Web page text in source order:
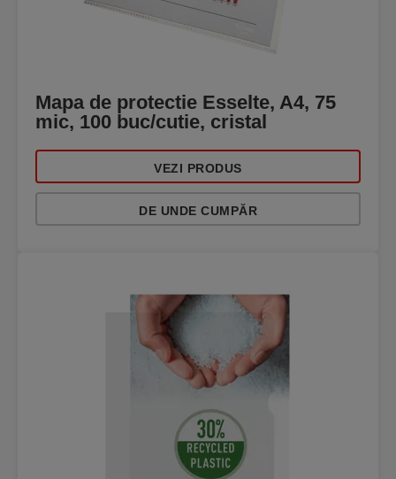
Mapa de protectie Esselte, A4, 75
mic, 100 buc/cutie, cristal
VEZI PRODUS
DE UNDE CUMPĂR